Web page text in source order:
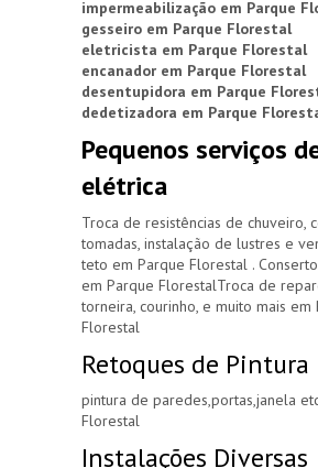
impermeabilização em Parque
gesseiro em Parque Florestal
eletricista em Parque Florestal
encanador em Parque Florestal
desentupidora em Parque
dedetizadora em Parque
Pequenos serviços
elétrica
Troca de resistências de chuveiro,
tomadas, instalação de lustres e
teto em Parque Florestal .
em Parque FlorestalTroca de
torneira, courinho, e muito mais em
Florestal
Retoques de Pintura
pintura de paredes,portas,janela
Florestal
Instalações Diversas